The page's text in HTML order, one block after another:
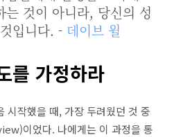
는 것이 아니라, 당신의 성
입니다. - 데이브 윌
를 가정하라
시작했을 때, 가장 두려웠던 것 중
이었다. 나에게는 이 과정을 통